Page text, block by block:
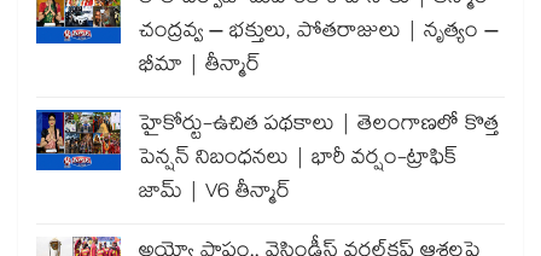
చంద్రవ్వ – భక్తులు, పోతరాజులు | నృత్యం –
భీమా | తీన్మార్
హైకోర్టు-ఉచిత పథకాలు | తెలంగాణలో కొత్త
పెన్షన్ నిబంధనలు | భారీ వర్షం-ట్రాఫిక్
జామ్ | V6 తీన్మార్